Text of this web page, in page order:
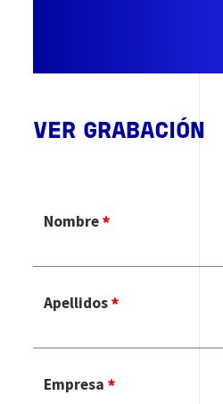
VER GRABACIÓN
Nombre
Apellidos
Empresa